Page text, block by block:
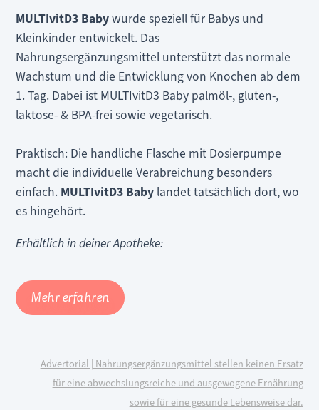
MULTIvitD3 Babywurde speziell für Babys und
Kleinkinder entwickelt. Das
Nahrungsergänzungsmittel unterstützt das normale
Wachstum und die Entwicklung von Knochen ab dem
1. Tag. Dabei ist MULTIvitD3 Baby palmöl-, gluten-,
laktose- & BPA-frei sowie vegetarisch.
Praktisch: Die handliche Flasche mit Dosierpumpe
macht die individuelle Verabreichung besonders
einfach. MULTIvitD3 Baby landet tatsächlich dort, wo
es hingehört.
Erhältlich in deiner Apotheke:
Mehr erfahren
Advertorial | Nahrungsergänzungsmittel stellen keinen Ersatz
für eine abwechslungsreiche und ausgewogene Ernährung
sowie für eine gesunde Lebensweise dar.